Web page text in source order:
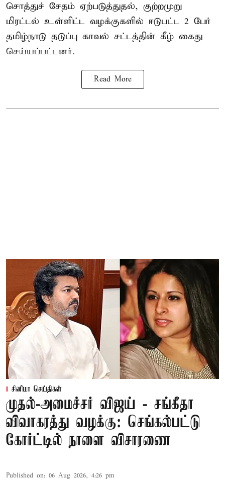
சொத்துச் சேதம் ஏற்படுத்துதல், குற்றமுறு
மிரட்டல் உள்ளிட்ட வழக்குகளில் ஈடுபட்ட 2 பேர்
தமிழ்நாடு தடுப்பு காவல் சட்டத்தின் கீழ் கைது
செய்யப்பட்டனர்.
Read More
சினிமா செய்திகள்
முதல்-அமைச்சர் விஜய் - சங்கீதா
விவாகரத்து வழக்கு: செங்கல்பட்டு
கோர்ட்டில் நாளை விசாரணை
Published on: 06 Aug 2026, 4:26 pm